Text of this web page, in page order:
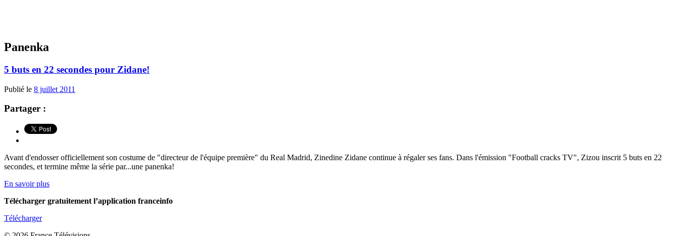
Panenka
5 buts en 22 secondes pour Zidane!
Publié le 8 juillet 2011
Partager :
Avant d'endosser officiellement son costume de "directeur de l'équipe première" du Real Madrid, Zinedine Zidane continue à régaler ses fans. Dans l'émission "Football cracks TV", Zizou inscrit 5 buts en 22
secondes, et termine même la série par...une panenka!
En savoir plus
Télécharger gratuitement l’application franceinfo
Télécharger